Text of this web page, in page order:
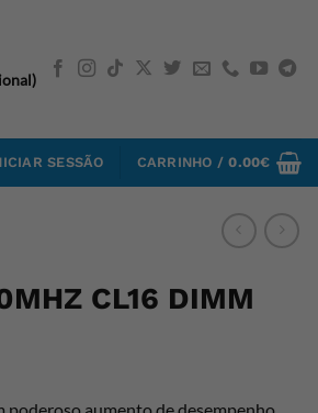
SESSÃO CARRINHO /0.00€
CL16 DIMM